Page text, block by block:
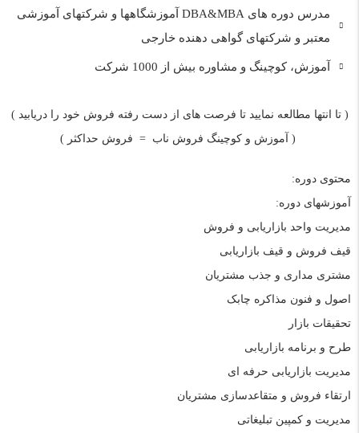
مدرس دوره های DBA&MBA آموزشگاهها و شرکتهای آموزشی
معتبر و شرکتهای گواهی دهنده خارجی
آموزش، کوچینگ و مشاوره بیش از 1000 شرکت
( تا انتها مطالعه نمایید تا فرصت های از دست رفته فروش خود را دریابید )
( آموزش و کوچینگ فروش ناب = فروش حداکثر )
محتوی دوره:
آموزشهای دوره:
مدیریت واحد بازاریابی و فروش
قیف فروش و قیف بازاریابی
مشتری مداری و جذب مشتریان
اصول و فنون مذاکره چابک
تحقیقات بازار
طرح و برنامه بازاریابی
مدیریت بازاریابی حرفه ای
ارتقاء فروش و متقاعدسازی مشتریان
مدیریت و کمپین تبلیغاتی